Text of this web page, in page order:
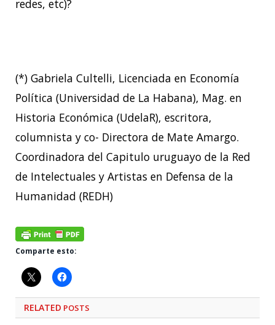
redes, etc)?
(*) Gabriela Cultelli, Licenciada en Economía
Política (Universidad de La Habana), Mag. en
Historia Económica (UdelaR), escritora,
columnista y co- Directora de Mate Amargo.
Coordinadora del Capitulo uruguayo de la Red
de Intelectuales y Artistas en Defensa de la
Humanidad (REDH)
Comparte esto:
RELATED POSTS